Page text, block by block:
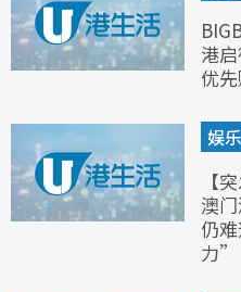
港
优
娱乐
【
澳
仍
力”